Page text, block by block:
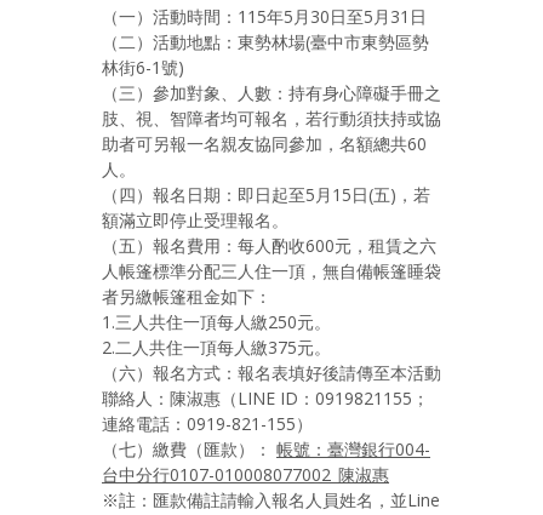
（一）活動時間：115年5月30日至5月31日
（二）活動地點：東勢林場(臺中市東勢區勢
林街6-1號)
（三）參加對象、人數：持有身心障礙手冊之
肢、視、智障者均可報名，若行動須扶持或協
助者可另報一名親友協同參加，名額總共60
人。
（四）報名日期：即日起至5月15日(五)，若
額滿立即停止受理報名。
（五）報名費用：每人酌收600元，租賃之六
人帳篷標準分配三人住一頂，無自備帳篷睡袋
者另繳帳篷租金如下：
1.三人共住一頂每人繳250元。
2.二人共住一頂每人繳375元。
（六）報名方式：報名表填好後請傳至本活動
聯絡人：陳淑惠（LINE ID：0919821155；
連絡電話：0919-821-155）
（七）繳費（匯款）： 帳號：臺灣銀行004-
台中分行0107-010008077002_陳淑惠
※註：匯款備註請輸入報名人員姓名，並Line